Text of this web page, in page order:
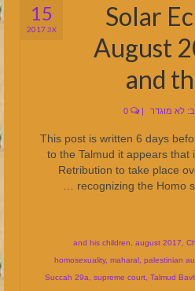
15
אוג 2017
Solar
August
and
לא מוגדר
This post is written 6 days
to the Talmud it appears that
Retribution to take place
recognizing the Homo
and his children, august 2017,
homosexuality, maharal , palestinian
Succah 29a, supreme court, Talmud Bavli